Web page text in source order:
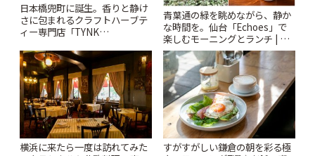
日本橋兜町に誕生。香りと静け
さに包まれるクラフトハーブテ
ィー専門店「TYNK
青葉通の緑を眺めながら、静か
な時間を。仙台「Echoes」で
楽しむモーニングとランチ | こ
とりっぷ
横浜に来たら一度は訪れてみた
すがすがしい鎌倉の朝を彩る極